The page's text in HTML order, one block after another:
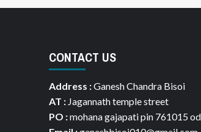
CONTACT US
Address :Ganesh Chandra Bisoi
AT :Jagannath temple street
PO :mohana gajapati pin 761015